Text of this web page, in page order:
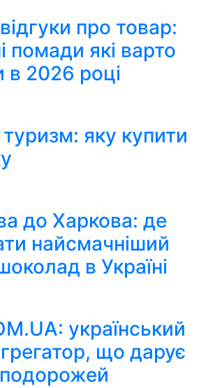
про товар:
помади які варто
в 2026 році
яку купити
до Харкова: де
найсмачніший
в Україні
український
що дарує